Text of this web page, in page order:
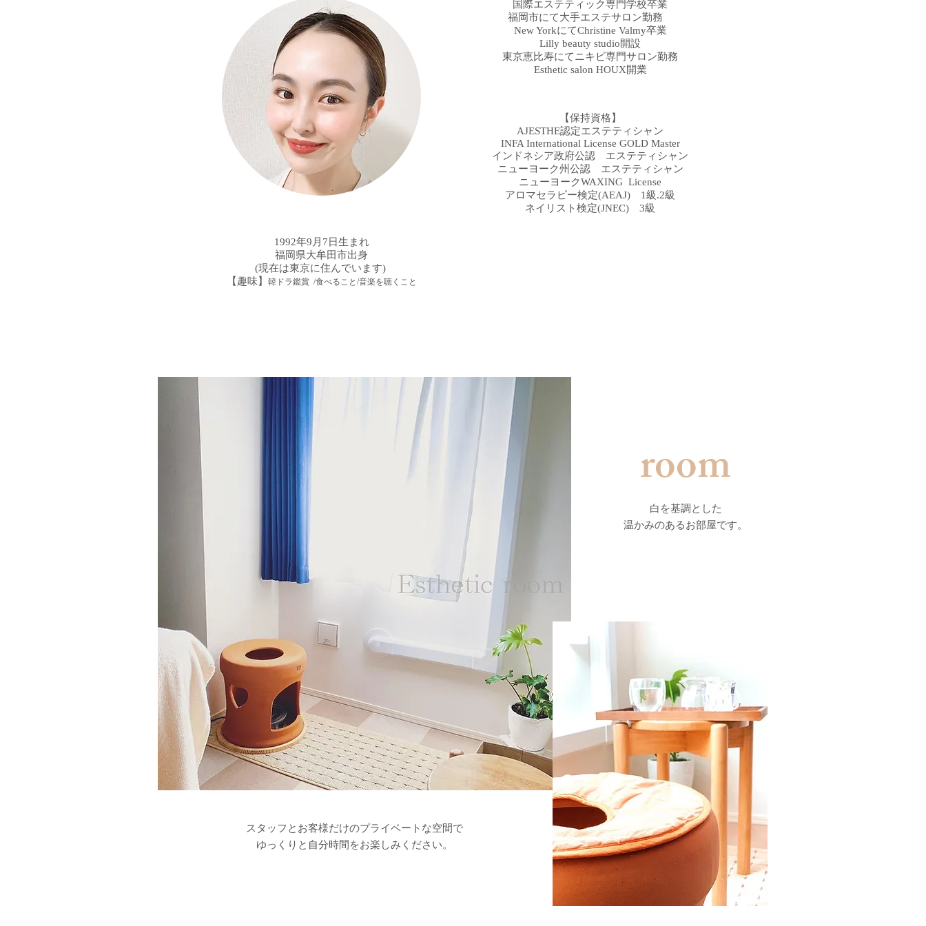
国際エステティック専門学校卒業
福岡市にて大手エステサロン勤務
New YorkにてChristine Valmy卒業
Lilly beauty studio開設
東京恵比寿にてニキビ専門サロン勤務
​Esthetic salon HOUX開業
【保持資格】
AJESTHE認定エステティシャン
INFA International License GOLD Master
インドネシア政府公認 エステティシャン
ニューヨーク州公認 エステティシャン
ニューヨークWAXING License
アロマセラピー検定(AEAJ) 1級.2級
ネイリスト検定(JNEC) 3級
1992年9月7日生まれ
福岡県大牟田市出身
(現在は東京に住んでいます)
【趣味】
韓ドラ鑑賞 /食べること/音楽を聴くこと
room
白を基調とした
温かみのあるお部屋です。
スタッフとお客様だけのプライベートな空間で
ゆっくりと自分時間をお楽しみください。